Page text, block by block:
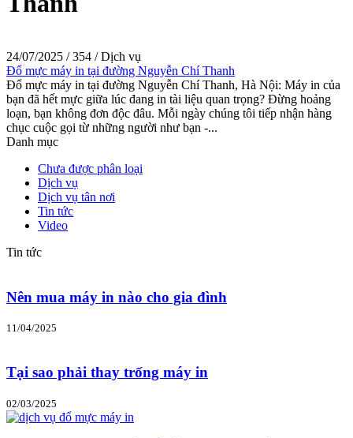
24/07/2025 /354 /Dịch vụ
Đổ mực máy in tại đường Nguyễn Chí Thanh
Đổ mực máy in tại đường Nguyễn Chí Thanh, Hà Nội: Máy in của
bạn đã hết mực giữa lúc đang in tài liệu quan trọng? Đừng hoảng
loạn, bạn không đơn độc đâu. Mỗi ngày chúng tôi tiếp nhận hàng
chục cuộc gọi từ những người như bạn -...
Danh mục
Chưa được phân loại
Dịch vụ
Dịch vụ tân nơi
Tin tức
Video
Tin tức
Nên mua máy in nào cho gia đình
11/04/2025
Tại sao phải thay trống máy in
02/03/2025